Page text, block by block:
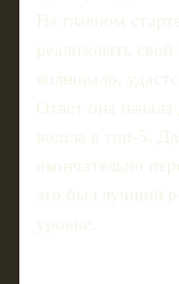
На главном
реализовать
волновало,
Ответ она
вошла в топ-5.
окончательно
это был лучший
уровне.